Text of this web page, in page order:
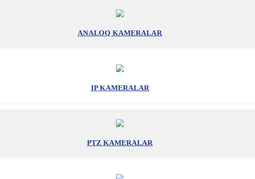
ANALOQ KAMERALAR
IP KAMERALAR
PTZ KAMERALAR